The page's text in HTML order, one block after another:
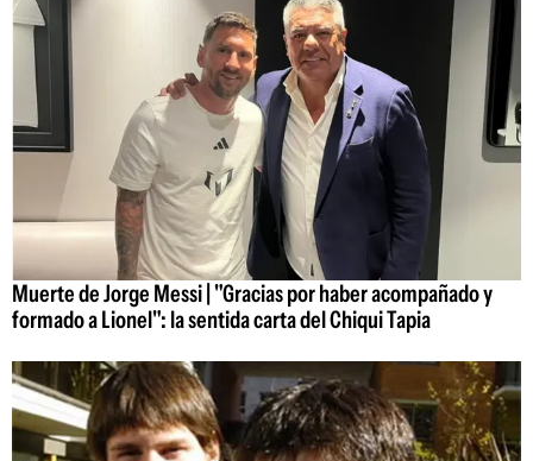
Muerte de Jorge Messi | "Gracias por haber acompañado y
formado a Lionel": la sentida carta del Chiqui Tapia